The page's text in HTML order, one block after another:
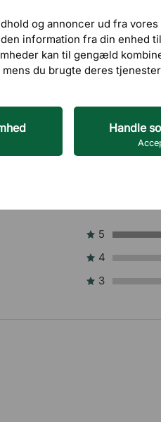
og annoncer ud fra
information fra din enhed
kan til gengæld
du brugte deres
Handle
5
4
3